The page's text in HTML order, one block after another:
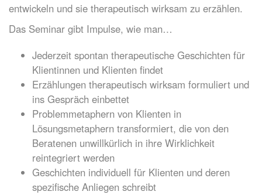
entwickeln und sie therapeutisch wirksam zu erzählen.
Das Seminar gibt Impulse, wie man…
Jederzeit spontan therapeutische Geschichten für
Klientinnen und Klienten findet
Erzählungen therapeutisch wirksam formuliert und
ins Gespräch einbettet
Problemmetaphern von Klienten in
Lösungsmetaphern transformiert, die von den
Beratenen unwillkürlich in ihre Wirklichkeit
reintegriert werden
Geschichten individuell für Klienten und deren
spezifische Anliegen schreibt